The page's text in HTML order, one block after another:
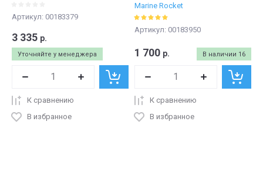
Артикул: 00183379
Уточняйте у менеджера
3 335 р.
К сравнению
В избранное
Marine Rocket
Артикул: 00183950
В наличии 16
1 700 р.
К сравнению
В избранное